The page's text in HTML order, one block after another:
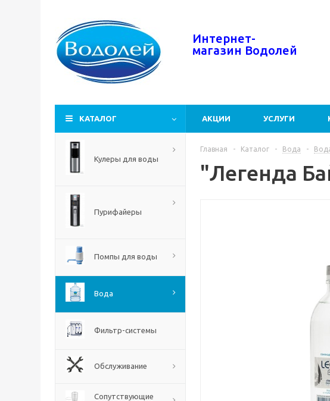
Интернет-
магазин Водолей
КАТАЛОГ АКЦИИ УСЛУГИ
Кулеры для воды
Пурифайеры
Помпы для воды
Вода
Фильтр-системы
Обслуживание
Сопутствующие
Главная - Каталог - Вода -
"Легенда